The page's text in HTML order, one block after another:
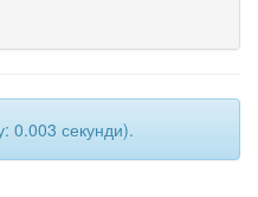
0.003 секунди).